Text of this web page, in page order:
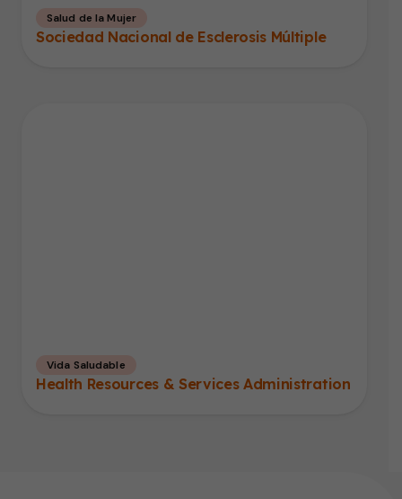
Salud de la Mujer
Sociedad Nacional de Esclerosis Múltiple
Vida Saludable
Health Resources & Services Administration